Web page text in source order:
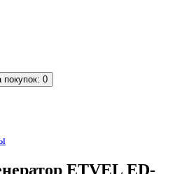
покупок: 0
ETVEL ED-